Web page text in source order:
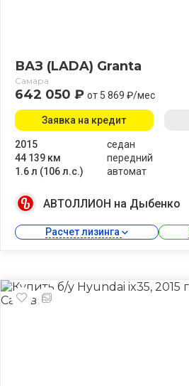
ВАЗ (LADA) Granta
Самара
642 050 ₽ от 5 869 ₽/мес
2015
44 139 км
1.6 л (106 л.с.)
седан
передний
автомат
Заявка на кредит
АВТОЛЛИОН на Дыбенко
Расчет лизинга